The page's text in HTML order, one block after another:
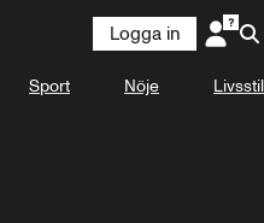
KOMMER
Logga in
Sport Nöje Livsstil